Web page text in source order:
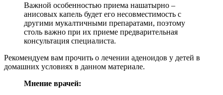
Важной особенностью приема нашатырно –
анисовых капель будет его несовместимость с
другими мукалтичными препаратами, поэтому
столь важно при их приеме предварительная
консультация специалиста.
Рекомендуем вам прочить о лечении аденоидов у детей в
домашних условиях в данном материале.
Мнение врачей: